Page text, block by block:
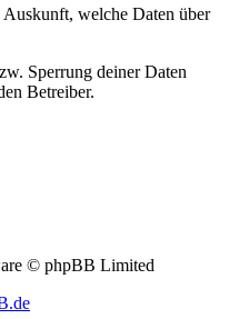
welche Daten über
Sperrung deiner Daten
Betreiber.
© phpBB Limited